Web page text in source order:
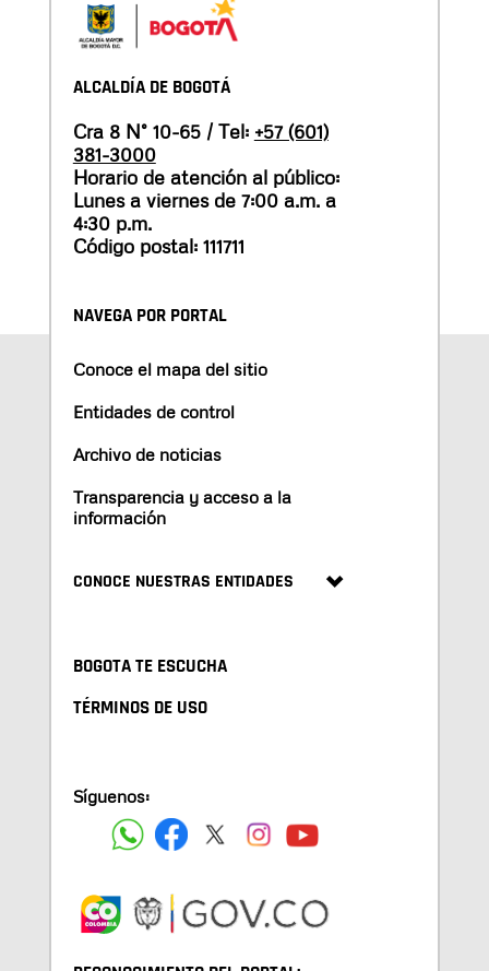
ALCALDÍA DE BOGOTÁ
Cra 8 N° 10-65 / Tel: +57 (601)
381-3000
Horario de atención al público:
Lunes a viernes de 7:00 a.m. a
4:30 p.m.
Código postal: 111711
NAVEGA POR PORTAL
Conoce el mapa del sitio
Entidades de control
Archivo de noticias
Transparencia y acceso a la
información
CONOCE NUESTRAS ENTIDADES
BOGOTA TE ESCUCHA
TÉRMINOS DE USO
Síguenos: